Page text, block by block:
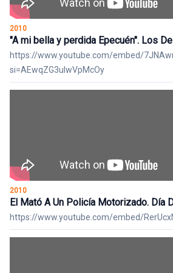
2010
"A mi bella y perdida Epecuén". Los
https://www.youtube.com/embed/
si=AEwqZG3uIwVpMcOy
2010
El Mató A Un Policía Motorizado. Día
https://www.youtube.com/embed/